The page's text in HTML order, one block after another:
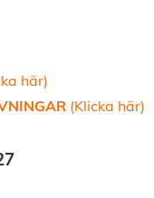
här)
(Klicka här)